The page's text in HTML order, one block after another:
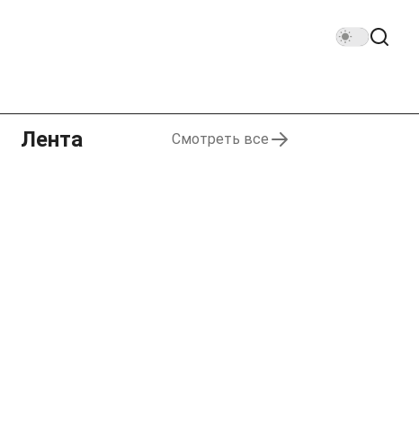
Лента Смотреть все